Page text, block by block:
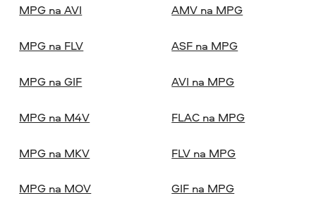
MPG na AVI
MPG na FLV
MPG na GIF
MPG na M4V
MPG na MKV
MPG na MOV
AMV na MPG
ASF na MPG
AVI na MPG
FLAC na MPG
FLV na MPG
GIF na MPG